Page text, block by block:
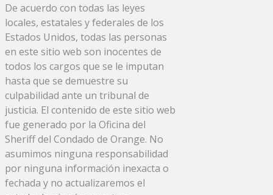
De acuerdo con todas las leyes
locales, estatales y federales de los
Estados Unidos, todas las personas
en este sitio web son inocentes de
todos los cargos que se le imputan
hasta que se demuestre su
culpabilidad ante un tribunal de
justicia. El contenido de este sitio web
fue generado por la Oficina del
Sheriff del Condado de Orange. No
asumimos ninguna responsabilidad
por ninguna información inexacta o
fechada y no actualizaremos el